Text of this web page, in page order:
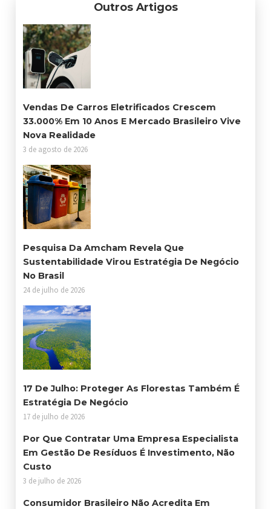
Outros Artigos
Vendas De Carros Eletrificados Crescem
33.000% Em 10 Anos E Mercado Brasileiro Vive
Nova Realidade
3 de agosto de 2026
Pesquisa Da Amcham Revela Que
Sustentabilidade Virou Estratégia De Negócio
No Brasil
24 de julho de 2026
17 De Julho: Proteger As Florestas Também É
Estratégia De Negócio
17 de julho de 2026
Por Que Contratar Uma Empresa Especialista
Em Gestão De Resíduos É Investimento, Não
Custo
3 de julho de 2026
Consumidor Brasileiro Não Acredita Em